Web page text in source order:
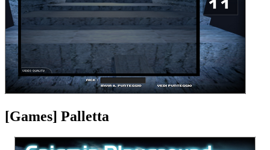
[Games] Palletta